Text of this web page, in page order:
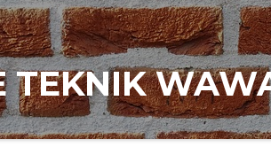
TEKNIK